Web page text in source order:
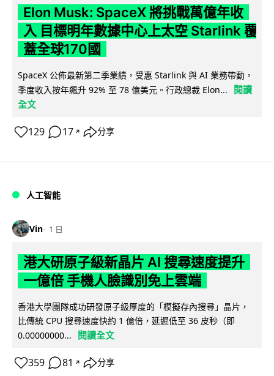
Elon Musk: SpaceX 將挑戰萬億年收
入 目標明年數據中心上太空 Starlink 覆
蓋全球170國
SpaceX 公佈最新第二季業績，受惠 Starlink 與 AI 業務帶動，
季度收入按年飆升 92% 至 78 億美元。行政總裁 Elon...
閱讀
全文
129 17 ↗ 分享
人工智能
Vin 1 日
港大研原子級新晶片 AI 搜尋速度提升
一億倍 手機人臉識別免上雲端
香港大學團隊成功研發原子級厚度的「模擬存內搜尋」晶片，
比傳統 CPU 搜尋速度快約 1 億倍，延遲低至 36 皮秒（即
0.00000000...
閱讀全文
359 81 ↗ 分享